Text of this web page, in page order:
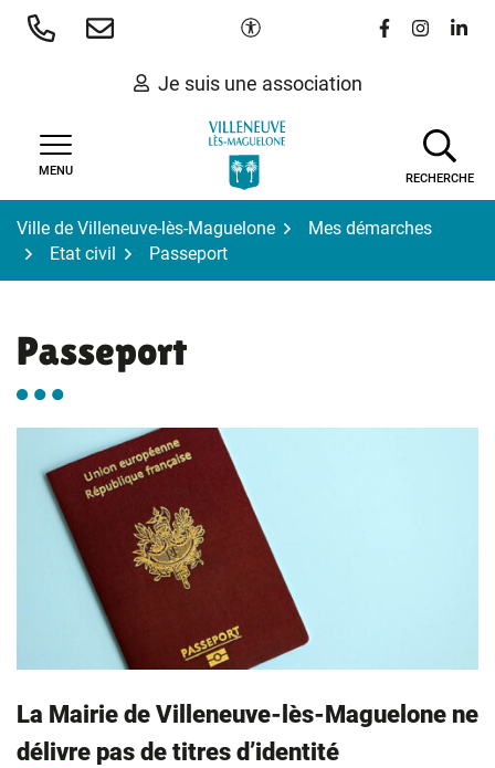
Aller
Paramètres d'accessibilité
Lien vers le
Lien vers
Lien
Je suis une association
MENU
RECHERCHE
Ville de Villeneuve-lès-Maguelone
Mes démarches
Etat civil
Passeport
Passeport
La Mairie de Villeneuve-lès-Maguelone ne
délivre pas de titres d’identité